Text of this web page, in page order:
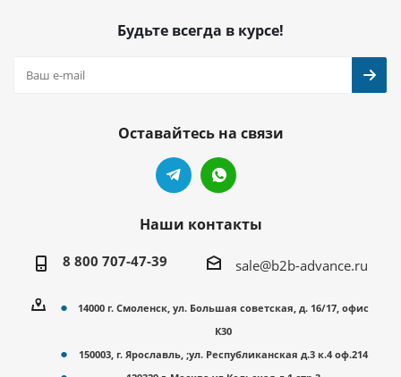
Будьте всегда в курсе!
Оставайтесь на связи
Наши контакты
8 800 707-47-39 sale@b2b-advance.ru
14000 г. Смоленск, ул. Большая советская, д. 16/17, офис
К30
150003, г. Ярославль, ;ул. Республиканская д.3 к.4 оф.214